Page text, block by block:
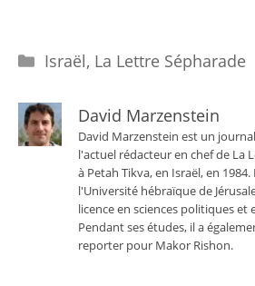
Catégories
Israël, La Lettre Sépharade
David Marzenstein
David Marzenstein est un
l'actuel rédacteur en chef de La
à Petah Tikva, en Israël, en
l'Université hébraïque de
licence en sciences politiques
Pendant ses études, il a
reporter pour Makor Rishon.